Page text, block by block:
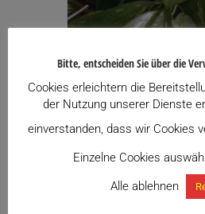
Hoya
Bitte, entscheiden Sie über die
Cookies erleichtern die
der Nutzung unserer Dienste
einverstanden, dass wir Cookies
Einzelne Cookies
Alle ablehnen